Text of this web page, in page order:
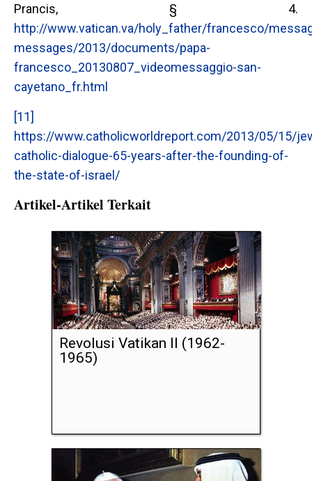
Prancis, § 4.
http://www.vatican.va/holy_father/francesco/
messages/2013/documents/papa-
francesco_20130807_videomessaggio-san-
cayetano_fr.html
[11]
https://www.catholicworldreport.com/2013/05/15/
catholic-dialogue-65-years-after-the-founding-of-
the-state-of-israel/
Artikel-Artikel Terkait
Revolusi Vatikan II (1962-
1965)